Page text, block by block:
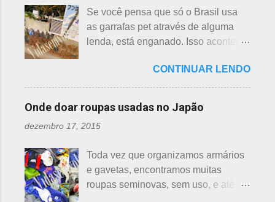
aranha suspensa por um fio de seda
da teia. A aranha fez Sei lembrar da
mãe - pequena e indefesa - e
imediatamente levou a cobra para
bem longe com seu ancinho. A
percebeu, pois além da aranha ser
pequena, ele havia...
hasu, em japonês. Basta dar uma
olhada nas flores para perceber as
grandes diferenças e, para isso, vou
flores de lotus são grandes, que
brotam de hastes compridas e em
apenas 3 cores, branca, creme e
largas e cor única: verde. As folhas
crescem para o alto, em hastes
longas. As raízes são comestíveis,
produzindo o renkon. Detalhei sobre
Se você pensa que só o Brasil usa
as garrafas pet através de alguma
lenda, está enganado. Isso acontece
inclusive no Japão. Este assunto é
mais uma das postagens que estava
em rascunho por alguns anos, desde
que passei por estas casas e
descobri pra que serviam essas
acabou esquecido, até que postei
sobre esses baldes de água
dispostos em alguns bairros de
CONTINUAR LENDO
Onde doar roupas usadas no Japão
dezembro 17, 2015
Toda vez que organizamos armários
e gavetas, encontramos muitas
roupas seminovas, sem uso, e até